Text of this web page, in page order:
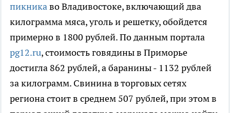
пикникаво Владивостоке, включающий два
килограмма мяса, уголь и решетку, обойдется
примерно в 1800 рублей. По данным портала
pg12.ru, стоимость говядины в Приморье
достигла 862 рублей, а баранины - 1132 рублей
за килограмм. Свинина в торговых сетях
региона стоит в среднем 507 рублей, при этом в